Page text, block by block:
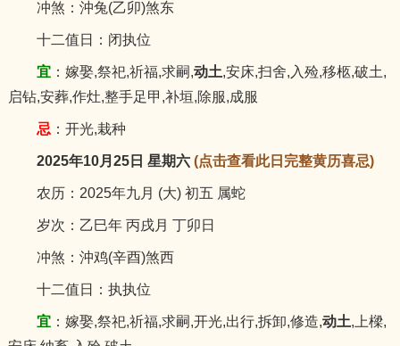
冲煞：沖兔(乙卯)煞东
十二值日：闭执位
宜：嫁娶,祭祀,祈福,求嗣,动土,安床,扫舍,入殓,移柩,破土,
启钻,安葬,作灶,整手足甲,补垣,除服,成服
忌 ：开光,栽种
2025年10月25日 星期六 (点击查看此日完整黄历喜忌)
农历：2025年九月 (大) 初五 属蛇
岁次：乙巳年 丙戌月 丁卯日
冲煞：沖鸡(辛酉)煞西
十二值日：执执位
宜：嫁娶,祭祀,祈福,求嗣,开光,出行,拆卸,修造,动土,上樑,